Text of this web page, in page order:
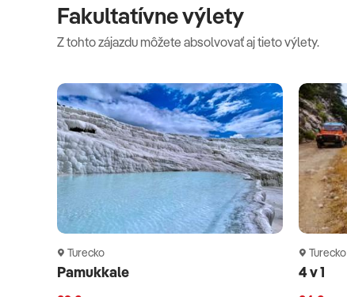
Fakultatívne výlety
Z tohto zájazdu môžete absolvovať aj tieto výlety.
Turecko
Pamukkale
Turecko
4 v 1